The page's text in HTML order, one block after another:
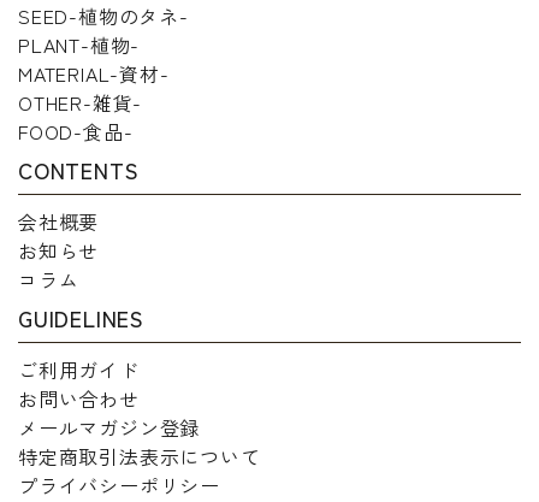
SEED-植物のタネ-
PLANT-植物-
MATERIAL-資材-
OTHER-雑貨-
FOOD-食品-
CONTENTS
会社概要
お知らせ
コラム
GUIDELINES
ご利用ガイド
お問い合わせ
メールマガジン登録
特定商取引法表示について
プライバシーポリシー